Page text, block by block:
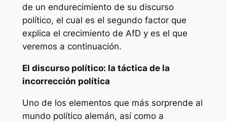
de un endurecimiento de su discurso
político, el cual es el segundo factor que
explica el crecimiento de AfD y es el que
veremos a continuación.
El discurso político: la táctica de la
incorrección política
Uno de los elementos que más sorprende al
mundo político alemán, así como a